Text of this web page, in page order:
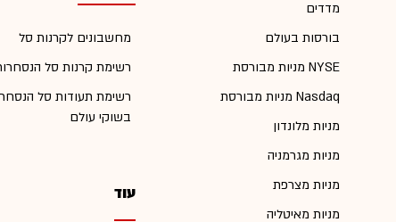
מדדים
בורסות בעולם
מניות מבורסת NYSE
מניות מבורסת Nasdaq
מניות מלונדון
מניות מגרמניה
מניות מצרפת
מניות מאיטליה
מחשבונים לקרנות סל
רשימת קרנות סל
רשימת תעודות סל
בשוקי עולם
עוד